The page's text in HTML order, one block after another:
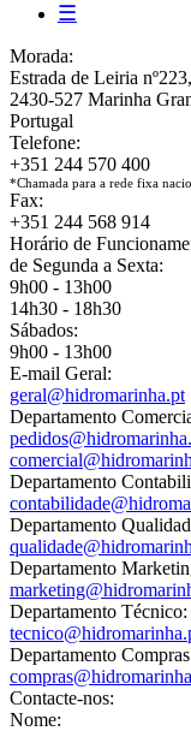
☰
Morada:
Estrada de Leiria nº223,
2430-527 Marinha
Portugal
Telefone:
+351 244 570 400
*Chamada para a rede fixa
Fax:
+351 244 568 914
Horário de
de Segunda a Sexta:
9h00 - 13h00
14h30 - 18h30
Sábados:
9h00 - 13h00
E-mail Geral:
geral@hidromarinha.pt
Departamento
Departamento
Departamento
Departamento
Departamento Técnico:
Departamento
Contacte-nos:
Nome: